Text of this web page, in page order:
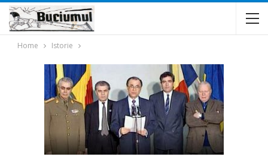
Home Istorie